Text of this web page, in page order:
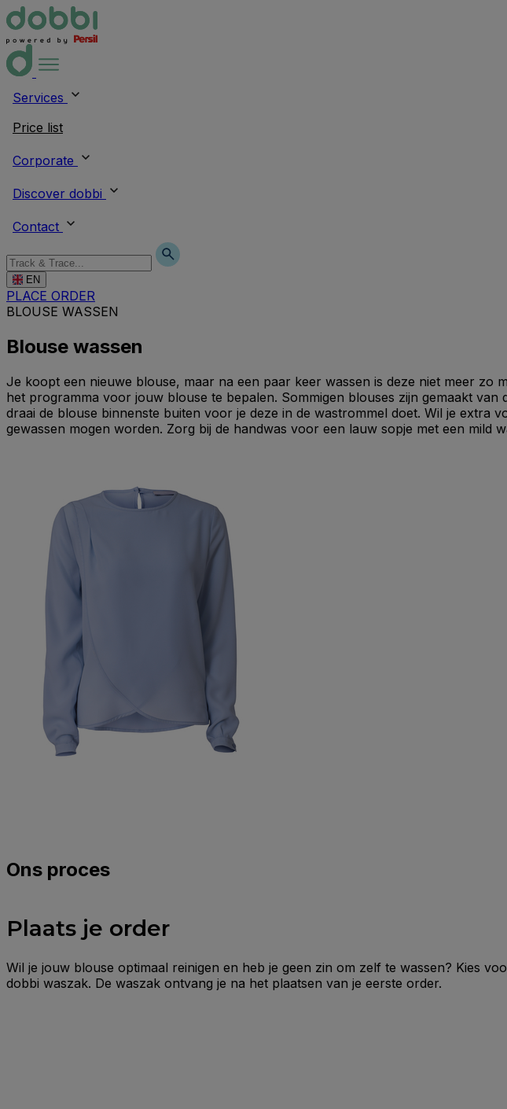
Services
Price list
Corporate
Discover dobbi
Contact
EN
PLACE ORDER
BLOUSE WASSEN
Blouse wassen
Je koopt een nieuwe blouse, maar na een paar keer wassen is deze niet meer zo
het programma voor jouw blouse te bepalen. Sommigen blouses zijn gemaakt
draai de blouse binnenste buiten voor je deze in de wastrommel doet. Wil je extra
gewassen mogen worden. Zorg bij de handwas voor een lauw sopje met een
Ons proces
Plaats je order
Wil je jouw blouse optimaal reinigen en heb je geen zin om zelf te wassen? Kies
dobbi waszak. De waszak ontvang je na het plaatsen van je eerste order.